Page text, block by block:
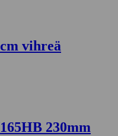
vihreä
230mm